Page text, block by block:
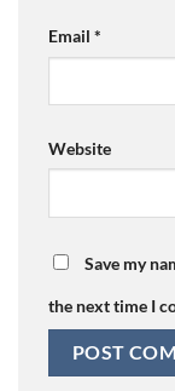
Email *
Website
Save my
the next time I